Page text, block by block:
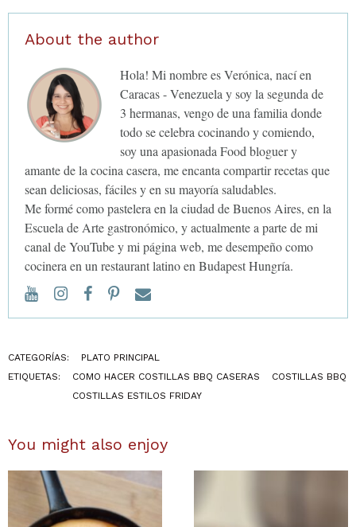
About the author
Hola! Mi nombre es Verónica, nací en
Caracas - Venezuela y soy la segunda de
3 hermanas, vengo de una familia donde
todo se celebra cocinando y comiendo,
soy una apasionada Food bloguer y
amante de la cocina casera, me encanta compartir recetas que
sean deliciosas, fáciles y en su mayoría saludables.
Me formé como pastelera en la ciudad de Buenos Aires, en la
Escuela de Arte gastronómico, y actualmente a parte de mi
canal de YouTube y mi página web, me desempeño como
cocinera en un restaurant latino en Budapest Hungría.
YouTubeInstagram
Facebook
PinterestEmail
CATEGORÍAS:
PLATO PRINCIPAL
ETIQUETAS:
COMO HACER COSTILLAS BBQ CASERAS
COSTILLAS BBQ
COSTILLAS ESTILOS FRIDAY
You might also enjoy